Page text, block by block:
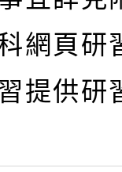
網頁研
提供研